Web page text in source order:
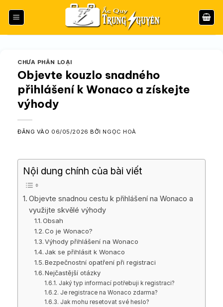
qua
CHƯA PHÂN LOẠI
Objevte kouzlo snadného
přihlášení k Wonaco a získejte
výhody
ĐĂNG VÀO 06/05/2026 BỞI NGỌC HOÀ
Nội dung chính của bài viết
Objevte snadnou cestu k přihlášení na Wonaco a
využijte skvělé výhody
Obsah
Co je Wonaco?
Výhody přihlášení na Wonaco
Jak se přihlásit k Wonaco
Bezpečnostní opatření při registraci
Nejčastější otázky
Jaký typ informací potřebuji k registraci?
Je registrace na Wonaco zdarma?
Jak mohu resetovat své heslo?